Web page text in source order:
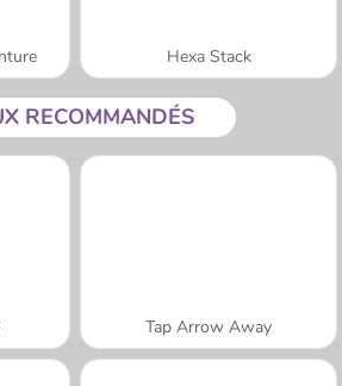
Hexa Stack
RECOMMANDÉS
Tap Arrow Away